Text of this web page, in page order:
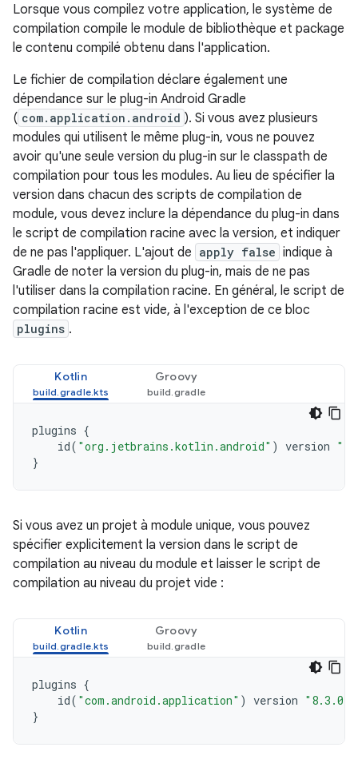
Lorsque vous compilez votre application, le système de
compilation compile le module de bibliothèque et package
le contenu compilé obtenu dans l'application.
Le fichier de compilation déclare également une
dépendance sur le plug-in Android Gradle
( com.application.android ). Si vous avez plusieurs
modules qui utilisent le même plug-in, vous ne pouvez
avoir qu'une seule version du plug-in sur le classpath de
compilation pour tous les modules. Au lieu de spécifier la
version dans chacun des scripts de compilation de
module, vous devez inclure la dépendance du plug-in dans
le script de compilation racine avec la version, et indiquer
de ne pas l'appliquer. L'ajout de apply false indique à
Gradle de noter la version du plug-in, mais de ne pas
l'utiliser dans la compilation racine. En général, le script de
compilation racine est vide, à l'exception de ce bloc
plugins .
Kotlin Groovy
plugins {
id( "org.jetbrains.kotlin.android" ) version
}
Si vous avez un projet à module unique, vous pouvez
spécifier explicitement la version dans le script de
compilation au niveau du module et laisser le script de
compilation au niveau du projet vide :
Kotlin Groovy
plugins {
id( "com.android.application" ) version "8.3.0"
}